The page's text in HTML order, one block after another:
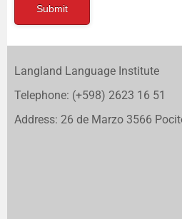
Langland Language Institute
Telephone: (+598) 2623 16 51
Address: 26 de Marzo 3566